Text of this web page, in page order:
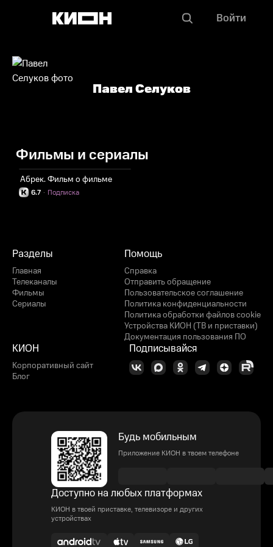
Войти
Павел Селуков
Фильмы и сериалы
Абрек. Фильм о фильме
6.7 Подписка
·
Разделы
Главная
Телеканалы
Фильмы
Сериалы
Помощь
Справка
Отправить обращение
Пользовательское соглашение
Политика конфиденциальности
Политика обработки файлов cookie
Устройства КИОН (ТВ и приставки)
Документация пользования ПО
КИОН
Корпоративный сайт
Блог
Подписывайся
Будь мобильным
Приложение КИОН в твоем телефоне
Доступно на любых платформах
КИОН в твоей приставке, телевизоре и других
устройствах